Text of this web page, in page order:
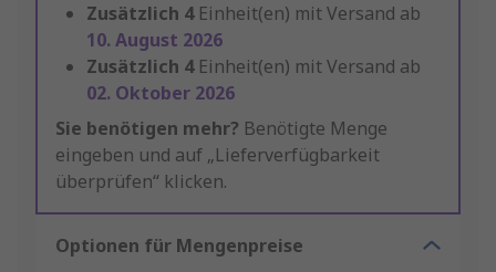
Zusätzlich 4 Einheit(en) mit Versand ab
10. August 2026
Zusätzlich 4 Einheit(en) mit Versand ab
02. Oktober 2026
Sie benötigen mehr? Benötigte Menge
eingeben und auf „Lieferverfügbarkeit
überprüfen“ klicken.
Optionen für Mengenpreise